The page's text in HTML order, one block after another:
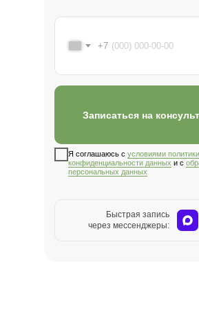
+7
Я соглашаюсь с условиями политики
конфиденциальности данных и с
персональных данных
Записаться на
Быстрая запись
через мессенджеры:
Нашим пациентам
от 3
месяцев и до 100 лет